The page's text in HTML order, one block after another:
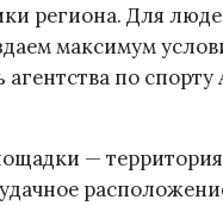
региона. Для
максимум
по
—